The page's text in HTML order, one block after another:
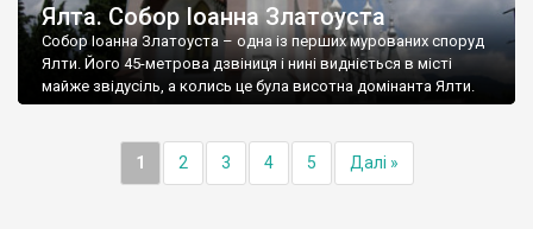
Ялта. Собор Іоанна Златоуста
Собор Іоанна Златоуста – одна із перших мурованих споруд
Ялти. Його 45-метрова дзвіниця і нині видніється в місті
майже звідусіль, а колись це була висотна домінанта Ялти.
1 2 3 4 5 Далі »